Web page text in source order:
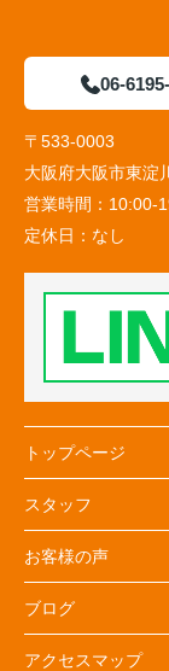
06-
〒533-0003
大阪府大阪市東淀
営業時間： 10:00-
定休日： なし
トップページ
スタッフ
お客様の声
ブログ
アクセスマップ